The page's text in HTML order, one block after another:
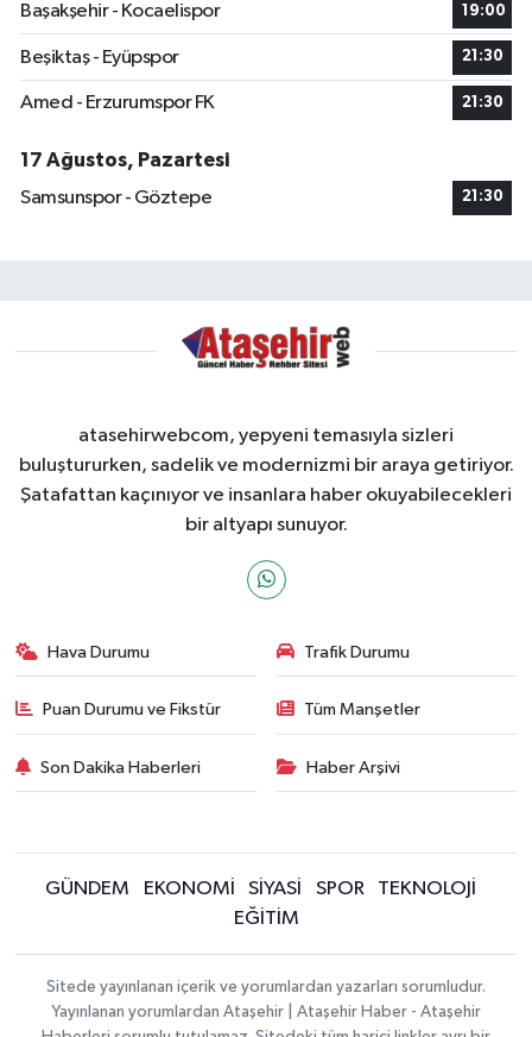
Başakşehir - Kocaelispor
19:00
Beşiktaş - Eyüpspor 21:30
Amed - Erzurumspor FK 21:30
17 Ağustos, Pazartesi
Samsunspor - Göztepe
21:30
atasehirwebcom, yepyeni temasıyla sizleri
buluştururken, sadelik ve modernizmi bir araya getiriyor.
Şatafattan kaçınıyor ve insanlara haber okuyabilecekleri
bir altyapı sunuyor.
Hava Durumu Trafik Durumu
Puan Durumu ve Fikstür Tüm Manşetler
Son Dakika Haberleri Haber Arşivi
GÜNDEM EKONOMİ SİYASİ SPOR
TEKNOLOJİ
EĞİTİM
Sitede yayınlanan içerik ve yorumlardan yazarları sorumludur.
Yayınlanan yorumlardan Ataşehir | Ataşehir Haber - Ataşehir